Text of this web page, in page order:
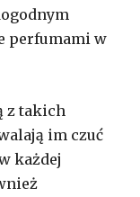
perfumami w
z takich
im czuć
każdej